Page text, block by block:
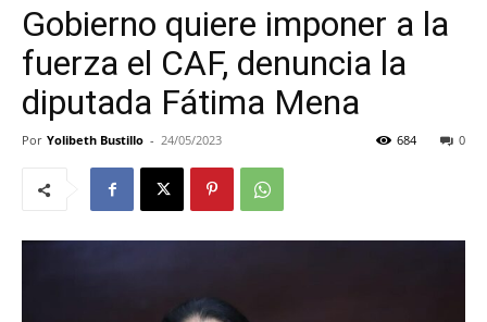
Gobierno quiere imponer a la
fuerza el CAF, denuncia la
diputada Fátima Mena
Por Yolibeth Bustillo - 24/05/2023 0
684